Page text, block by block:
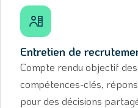
Entretien de
Compte rendu objectif
compétences-clés,
pour des décisions